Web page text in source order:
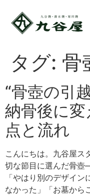
タグ: 骨
“骨壺の引
納骨後に
点と流れ
こんにちは。九谷屋ス
切な節目に選んだ骨
「やはり別のデザイ
なかった」「お墓から